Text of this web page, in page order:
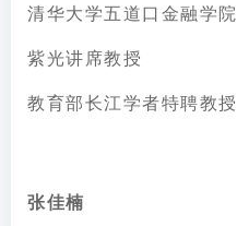
清华大学五道口金融学院
紫光讲席教授
教育部长江学者特聘教授
张佳楠